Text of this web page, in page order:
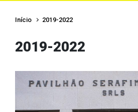
Início 2019-2022
2019-2022